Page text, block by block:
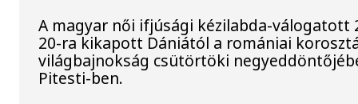
A magyar női ifjúsági kézilabda-válogatott
20-ra kikapott Dániától a romániai
világbajnokság csütörtöki
Pitesti-ben.